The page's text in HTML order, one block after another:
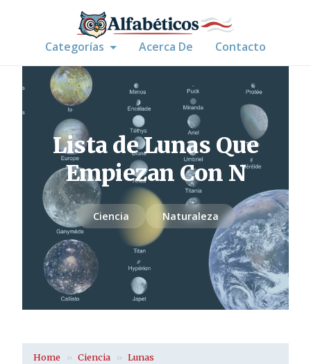
Categorías Acerca De Contacto
Lista de Lunas Que
Empiezan Con N
Ciencia Naturaleza
Home Ciencia Lunas